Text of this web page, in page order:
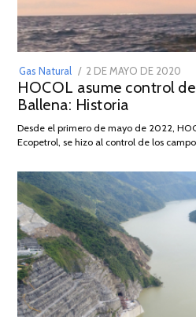
Gas Natural
POSTED
ON
2 DE MAYO DE 2020
DE
HOCOL asume control
Ballena: Historia
Desde el primero de mayo de 2022,
Ecopetrol, se hizo al control de los